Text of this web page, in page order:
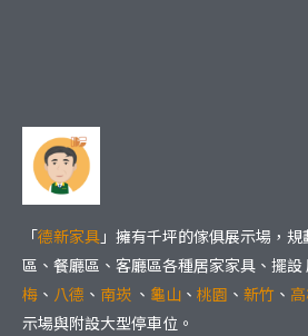
「德新家具 」擁有千坪的傢俱展示場，
區、餐廳區、客廳區各種居家家具、擺設
梅 、 八德 、 南崁 、 龜山 、 桃園 、 新竹 、
示場與附設大型停車位。